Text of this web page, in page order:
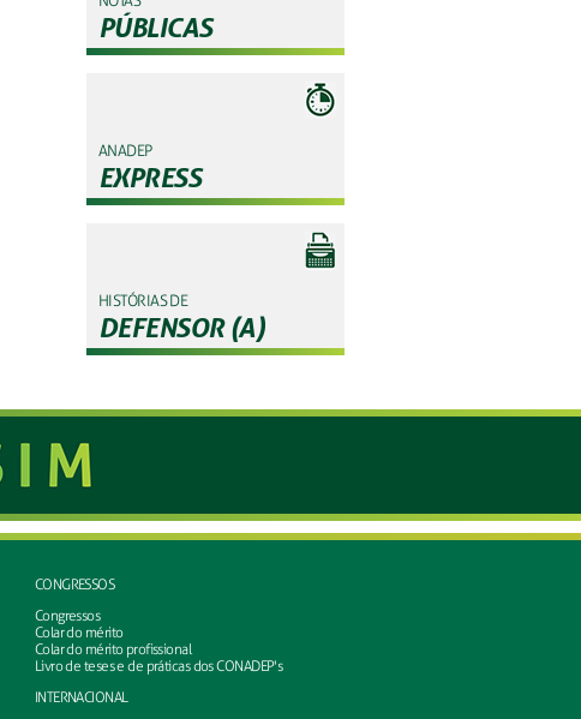
PÚBLICAS
ANADEP
EXPRESS
HISTÓRIAS DE
DEFENSOR (A)
CONGRESSOS
Congressos
Colar do mérito
Colar do mérito profissional
Livro de teses e de práticas dos CONADEP's
INTERNACIONAL